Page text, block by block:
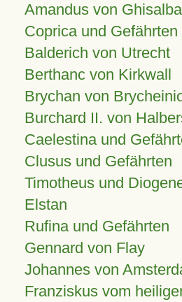
Amandus von
Coprica und Gefährten
Balderich von Utrecht
Berthanc von Kirkwall
Brychan von
Burchard II. von
Caelestina und
Clusus und Gefährten
Timotheus und
Elstan
Rufina und Gefährten
Gennard von Flay
Johannes von
Franziskus vom